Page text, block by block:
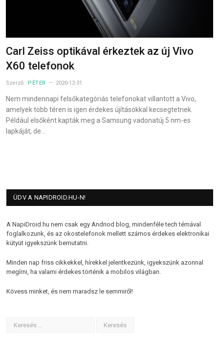
Carl Zeiss optikával érkeztek az új Vivo
X60 telefonok
Szerző: PÉTER 2020-12-31
Nem mindennapi felsőkategóriás telefonokat villantott a Vivo,
amelyek több téren is igen érdekes újításokkal kecsegtetnek.
Például elsőként kapták meg a Samsung vadonatúj 5 nm-es
lapkáját, de…
ÜDV A NAPIDROID.HU-N!
A NapiDroid.hu nem csak egy Andriod blog, mindenféle tech témával
foglalkozunk, és az okostelefonok mellett számos érdekes elektronikai
kütyüt igyekszünk bemutatni.
Minden nap friss cikkekkel, hírekkel jelentkezünk, igyekszünk azonnal
megírni, ha valami érdekes történik a mobilos világban.
Kövess minket, és nem maradsz le semmiről!